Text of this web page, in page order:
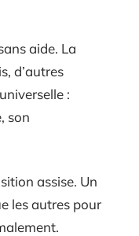
aide. La
d’autres
:
son
assise. Un
les autres pour